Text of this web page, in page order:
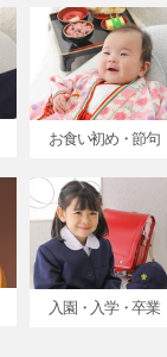
お食い初め・節句
入園・入学・卒業